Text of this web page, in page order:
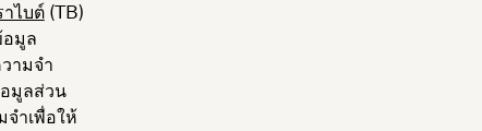
าไบต์(TB)
อมูล
ามจำ
มูลส่วน
ำเพื่อให้